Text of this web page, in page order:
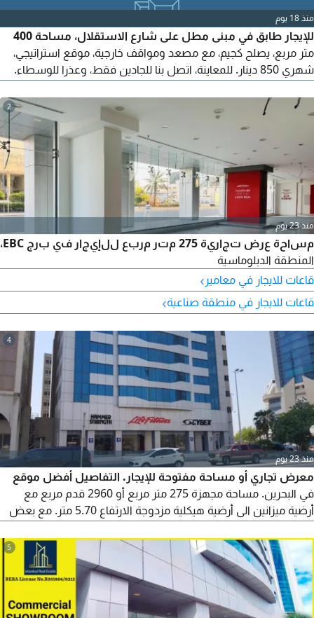
منذ 18 يوم
للإيجار طابق في مبنى مطل على شارع الاستقلال، مساحة 400
متر مربع، يصلح كجيم، مع مصعد ومواقف خارجية، موقع استراتيجي،
شهري 850 دينار. للمعاينة، اتصل بنا للجادين فقط، وعذرا للوسطاء.
نسعد بخدمتكم
2
منذ 23 يوم
مساحة عرض تجارية 275 متر مربع للإيجار في برج EBC،
المنطقة الدبلوماسية
قاعات للايجار في معامير ›
قاعات للايجار في منطقة صناعية›
4
منذ 23 يوم
معرض تجاري أو مساحة مفتوحة للإيجار. التفاصيل أفضل موقع
في البحرين. مساحة مجهزة 275 متر مربع أو 2960 قدم مربع مع
أرضية ميزانين الى أرضية هيكلية مزدوجة الارتفاع 5.70 متر. مع بعض
فترة السماح. موقف سيارات من الجانبين، حمامين، مدخلين، مطبخ
كبير واحد، مخزن مؤن واحد، مخزن واحد. بعض مواقف السيارات
المحددة
5